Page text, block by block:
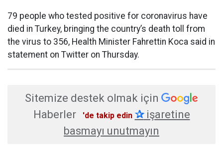
79 people who tested positive for coronavirus have
died in Turkey, bringing the country’s death toll from
the virus to 356, Health Minister Fahrettin Koca said in
statement on Twitter on Thursday.
Sitemize destek olmak için
Haberler
'de takip edin ✰işaretine
basmayı unutmayın